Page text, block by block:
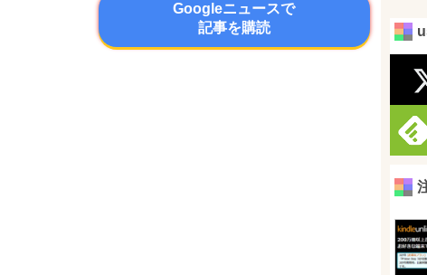
Googleニュースで
記事を購読